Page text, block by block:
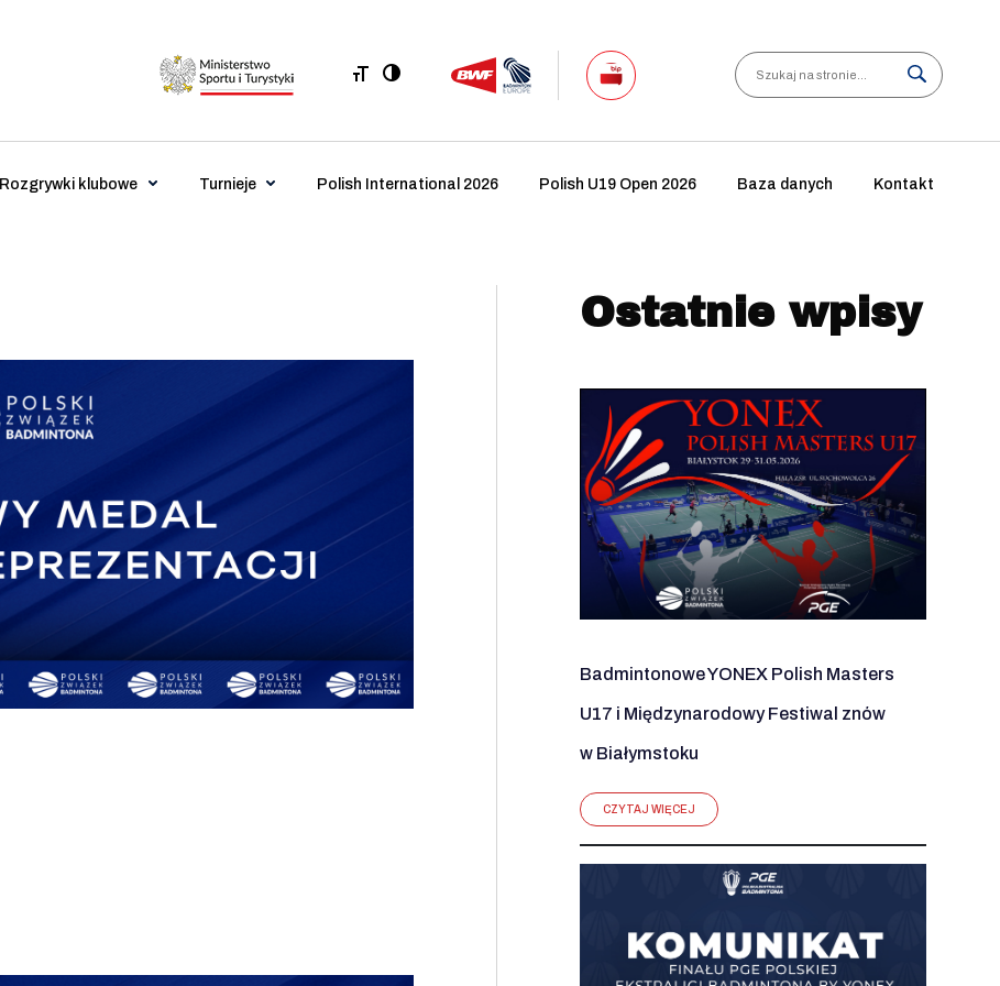
Search
Rozgrywki klubowe Turnieje Polish International 2026 Polish U19 Open 2026 Baza danych Kontakt
Ostatnie wpisy
Badmintonowe YONEX Polish Masters
U17 i Międzynarodowy Festiwal znów
w Białymstoku
CZYTAJ WIĘCEJ